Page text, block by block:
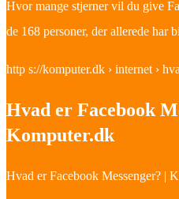
Hvor mange stjerner vil du give
de 168 personer, der allerede har
http s://komputer.dk › internet ›
Hvad er Facebook
Komputer.dk
Hvad er Facebook Messenger? |